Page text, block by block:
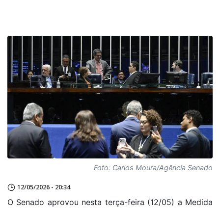
Foto: Carlos Moura/Agência Senado
12/05/2026 - 20:34
O Senado aprovou nesta terça-feira (12/05) a Medida